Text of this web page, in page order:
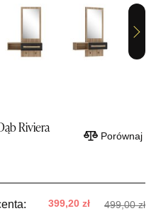
Next
Riviera
Porównaj
399,20 zł 499,00 zł